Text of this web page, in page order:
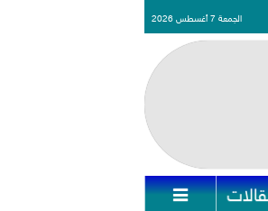
الجمعة 7 أغسطس 2026
